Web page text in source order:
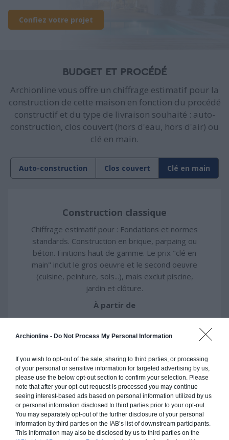
Archionline - Do Not Process My Personal Information
If you wish to opt-out of the sale, sharing to third parties, or processing
of your personal or sensitive information for targeted advertising by us,
please use the below opt-out section to confirm your selection. Please
note that after your opt-out request is processed you may continue
seeing interest-based ads based on personal information utilized by us
or personal information disclosed to third parties prior to your opt-out.
You may separately opt-out of the further disclosure of your personal
information by third parties on the IAB’s list of downstream participants.
This information may also be disclosed by us to third parties on the
Confiez votre projet
BUDGET ET PROCÉDÉ
Archionline vous offre un chiffrage estimatif pour la
construction de cette maison en fonction du procédé
constructif et du type de livraison souhaité : auto-
construction, clos couvert (hors d'eau, hors d'air) ou
clé en main.
Auto-construction Clos couvert Clé en main
Construction classique
Chiffrage estimatif pour : Fondations et normes
standards. Construction en brique, parpaing ou
béton. Finitions haut de gamme. Le prix "clé en
main" inclut le gros oeuvre et le second oeuvre
(cuisine, peinture, sols...), mais exclut piscine,
jardin et clôture.
À partir de
332 000€ TTC
Construction ossature bois
Chiffrage estimatif pour : Fondations et normes